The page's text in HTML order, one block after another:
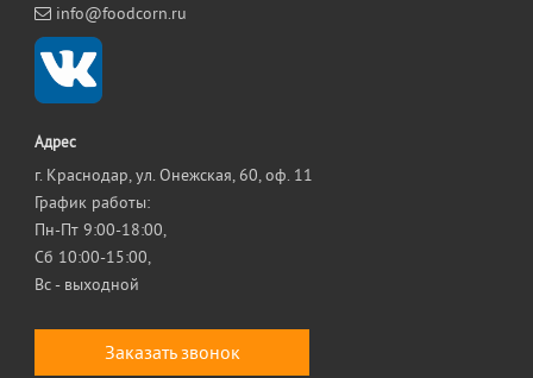
info@foodcorn.ru
Адрес
г. Краснодар, ул. Онежская, 60, оф. 11
График работы:
Пн-Пт 9:00-18:00,
Сб 10:00-15:00,
Вс - выходной
Заказать звонок